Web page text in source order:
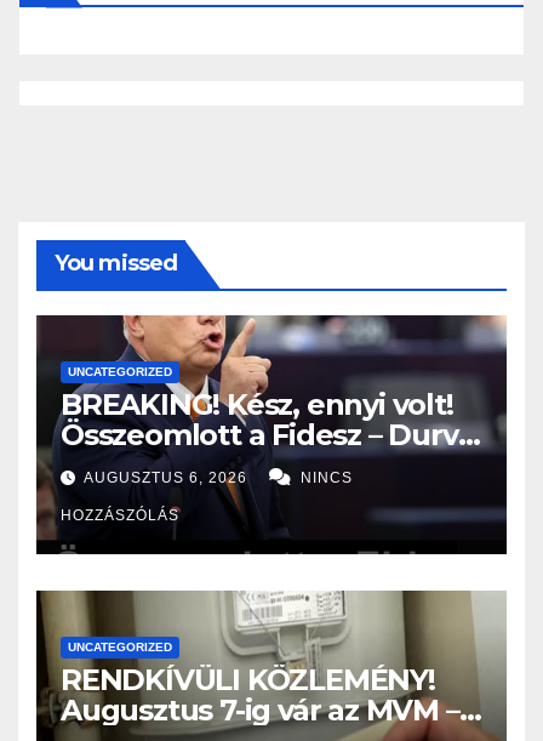
You missed
UNCATEGORIZED
BREAKING! Kész, ennyi volt!
Összeomlott a Fidesz – Durva,
ami most történik! –
MUTATJUK:
AUGUSZTUS 6, 2026 NINCS
HOZZÁSZÓLÁS
UNCATEGORIZED
RENDKÍVÜLI KÖZLEMÉNY!
Augusztus 7-ig vár az MVM –